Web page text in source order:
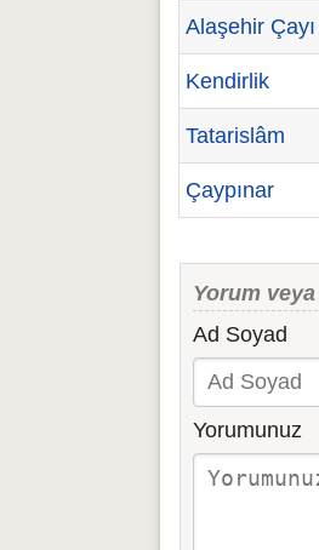
Alaşehir Çayı
Kendirlik
Tatarislâm
Çaypınar
Yorum
Ad Soyad
Yorumunuz